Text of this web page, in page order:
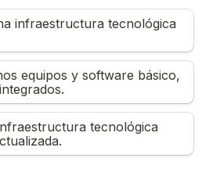
infraestructura tecnológica
equipos y software básico,
tecnológica